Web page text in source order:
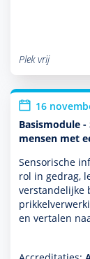
Plek vrij
16
Basismodule
mensen met
Sensorische
rol in gedrag,
ver­stande­lijke
en vertalen